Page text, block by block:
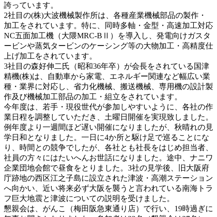
誇っています。
2社目の(株)大波機械製作所は、各種産業機械部品の製作・
加工をされています。特に、同時多軸・金型・高速加工対応
NC五面加工機（大隈MRC-BⅡ）を導入し、発電向けガスタ
ービンや蒸気タービンのケーシング等の大物加工・高精度仕
上げ加工をされています。
3社目の森好伸二氏（昭和36年卒）が会長をされている国津
精機(株)は、自動車から家電、エネルギー関連など幅広い業
種・業界に対応し、省力化機械、搬送機械、専用機の設計製
作及び機械加工部品の加工・組立をされています。
今年度は、若手・現役世代が参加しやすいように、各社の作
業日程を調整していただき、土曜日開催を実現致しました。
例年度より一週間ほど遅い開催になりましたが、秋晴れの見
学日和となりました。一日に4か所と駆け足で巡ることにな
り、時間との競争でしたが、各社とも社長をはじめ担当者、
社員の方々にはたいへんお世話になりました。途中、ナニワ
企業団地会館で昼食をとりました。3社の見学後、旧大阪府
庁跡地の西区江之子島に設立された津波・高潮ステーション
へ向かい、近い将来必ず大阪を襲うと言われている南海トラ
フ巨大地震と津波についての説明を受けました。
懇親会は、がんこ（梅田阪急東通り店）で行い、19時過ぎに